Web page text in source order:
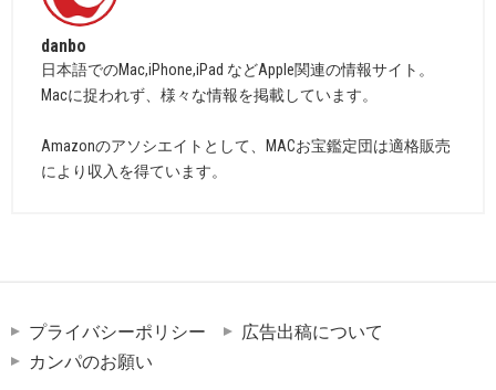
danbo
日本語でのMac,iPhone,iPad などApple関連の情報サイト。
Macに捉われず、様々な情報を掲載しています。
Amazonのアソシエイトとして、MACお宝鑑定団は適格販売
により収入を得ています。
プライバシーポリシー
広告出稿について
カンパのお願い